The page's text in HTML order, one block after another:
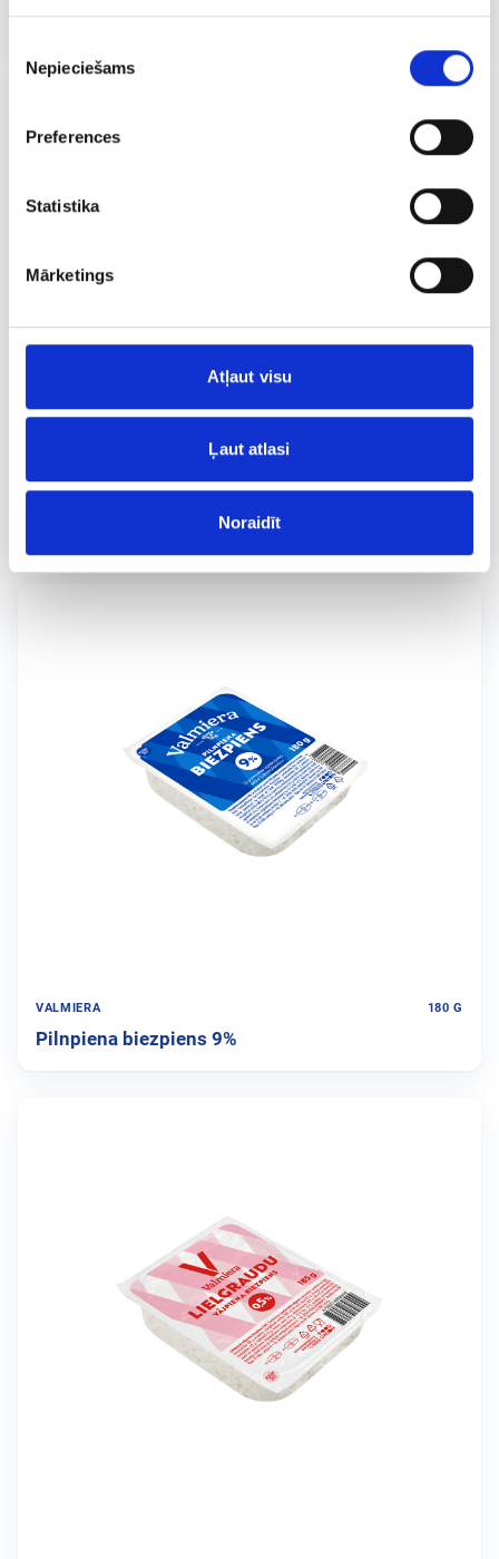
izvēle
Nepieciešams
Preferences
Statistika
Mārketings
Atļaut visu
Ļaut atlasi
Noraidīt
Pilnpiena biezpiens 9%
VALMIERA 180 G
Vājpiena biezpiens 0,5%
VALMIERA 180 G
Pilnpiena biezpiens 9%